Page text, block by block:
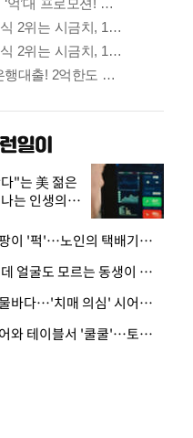
"는 美 젊은
는 인생의
· 엘베 문 열리자 지팡이 '퍽'…노인의 택배기사 폭행 이유
· "20년 병수발했는데 얼굴도 모르는 동생이 유산 절반을"…배다른 형제 상속권 있을까
· 냄비 태우고 욕실 물바다…'치매 의심' 시어머니 검사 권유했다가 '날벼락'
· 새벽 식당 몰래 들어와 테이블서 '쿨쿨'…토사물 남기고 사라진 남성